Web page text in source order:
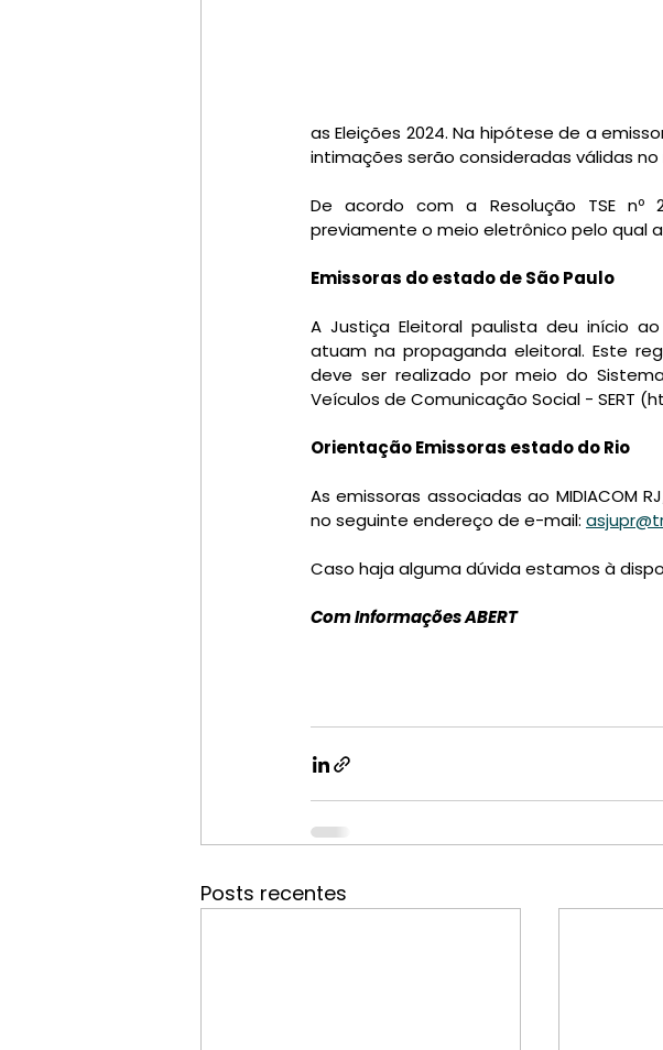
as Eleições 2024. Na hipótese de a
De acordo com a Resolução TSE nº
previamente o meio eletrônico pelo qual
Emissoras do estado de São Paulo
A Justiça Eleitoral paulista deu início
atuam na propaganda eleitoral. Este
deve ser realizado por meio do
Veículos de Comunicação Social - SERT
Orientação Emissoras estado do Rio
As emissoras associadas ao MIDIACOM
no seguinte endereço de e-mail:
Caso haja alguma dúvida estamos à
Com Informações ABERT
Posts recentes